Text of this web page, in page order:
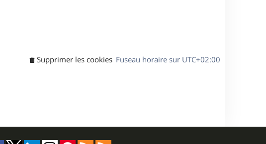
Fuseau horaire sur UTC+02:00
Supprimer les cookies